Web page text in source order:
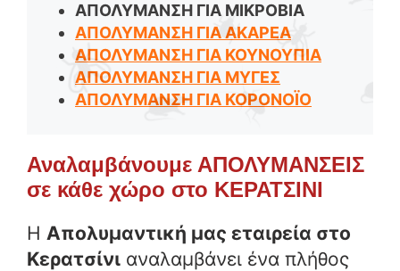
ΑΠΟΛΥΜΑΝΣΗ ΓΙΑ ΜΙΚΡΟΒΙΑ
ΑΠΟΛΥΜΑΝΣΗ ΓΙΑ ΑΚΑΡΕΑ
ΑΠΟΛΥΜΑΝΣΗ ΓΙΑ ΚΟΥΝΟΥΠΙΑ
ΑΠΟΛΥΜΑΝΣΗ ΓΙΑ ΜΥΓΕΣ
ΑΠΟΛΥΜΑΝΣΗ ΓΙΑ ΚΟΡΟΝΟΪΟ
Αναλαμβάνουμε ΑΠΟΛΥΜΑΝΣΕΙΣ
σε κάθε χώρο στο ΚΕΡΑΤΣΙΝΙ
Η Απολυμαντική μας εταιρεία στο
Κερατσίνι αναλαμβάνει ένα πλήθος